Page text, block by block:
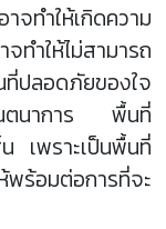
จทำให้เกิดความ
ทำให้ไม่สามารถ
ปลอดภัยของใจ
นตนาการ พื้นที่
เพราะเป็นพื้นที่
พร้อมต่อการที่จะ